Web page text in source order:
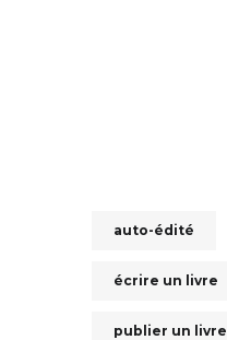
auto-édité
écrire un livre
publier un livre